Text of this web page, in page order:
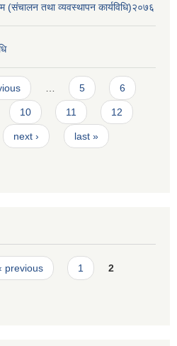
(संचालन तथा व्यवस्थापन कार्यविधि)२०७६
5 6
10 11 12
next › last »
previous 1 2